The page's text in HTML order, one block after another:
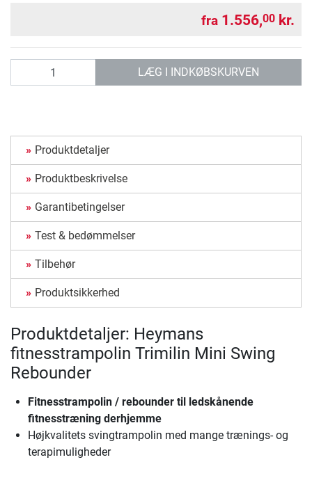
fra 1.556,00 kr.
LÆG I INDKØBSKURVEN
Produktdetaljer
Produktbeskrivelse
Garantibetingelser
Test & bedømmelser
Tilbehør
Produktsikkerhed
Produktdetaljer: Heymans
fitnesstrampolin Trimilin Mini Swing
Rebounder
Fitnesstrampolin / rebounder til
ledskånende
fitnesstræning derhjemme
Højkvalitets svingtrampolin med mange trænings- og
terapimuligheder